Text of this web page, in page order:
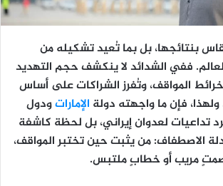
بنتائجها، بل بما تُعيد تشكيله من
ففي الشدائد لا ينكشف حجم التهديد
المواقف، وتُفرز الشراكات على أساس
ولهذا، فإن ما واجهته دولة الإماراتودول
تداعيات لعدوان إيراني، بل لحظة كاشفة
الاصطفاف: من يثبت حين تختبر المواقف،
مريب أو خطابٍ ملتبس.